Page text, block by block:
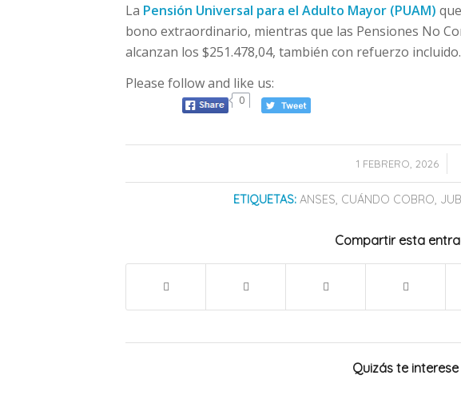
La Pensión Universal para el Adulto Mayor (PUAM)
bono extraordinario, mientras que las Pensiones No
alcanzan los $251.478,04, también con refuerzo incluido.
Please follow and like us:
0
1 FEBRERO, 2026
/
ETIQUETAS: ANSES, CUÁNDO COBRO,
Compartir esta
Quizás te interese